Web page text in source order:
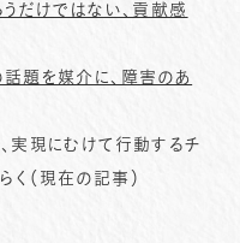
だけではない、貢献感
題を媒介に、障害のあ
実現にむけて行動するチ
く （現在の記事）